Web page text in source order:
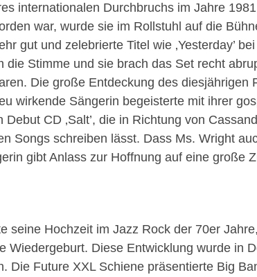
internationalen Durchbruchs im Jahre
war, wurde sie im Rollstuhl auf die
gut und zelebrierte Titel wie ‚Yesterday’
Stimme und sie brach das Set recht
Die große Entdeckung des
wirkende Sängerin begeisterte mit ihrer
CD ‚Salt’, die in Richtung von
Songs schreiben lässt. Dass Ms. Wright
gibt Anlass zur Hoffnung auf eine große
seine Hochzeit im Jazz Rock der 70er
Wiedergeburt. Diese Entwicklung wurde in
Die Future XXL Schiene präsentierte Big